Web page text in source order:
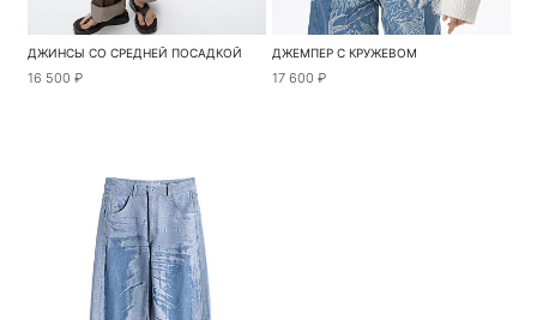
ДЖИНСЫ СО СРЕДНЕЙ ПОСАДКОЙ
16 500 ₽
ДЖЕМПЕР С КРУЖЕВОМ
17 600 ₽